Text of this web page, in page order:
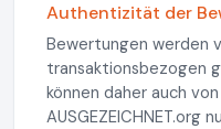
Authentizität der
Bewertungen werden
transaktionsbezogen
können daher auch
AUSGEZEICHNET.org